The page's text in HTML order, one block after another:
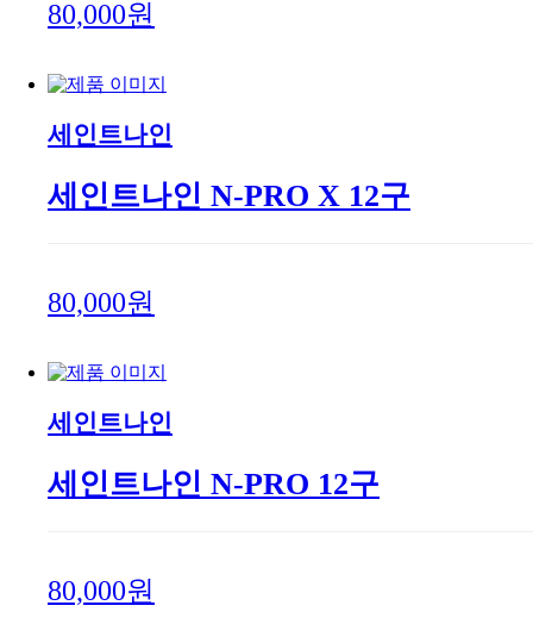
80,000원
세인트나인
세인트나인 N-PRO X 12구
80,000원
세인트나인
세인트나인 N-PRO 12구
80,000원